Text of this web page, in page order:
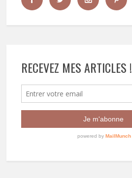
RECEVEZ MES ARTICLES !